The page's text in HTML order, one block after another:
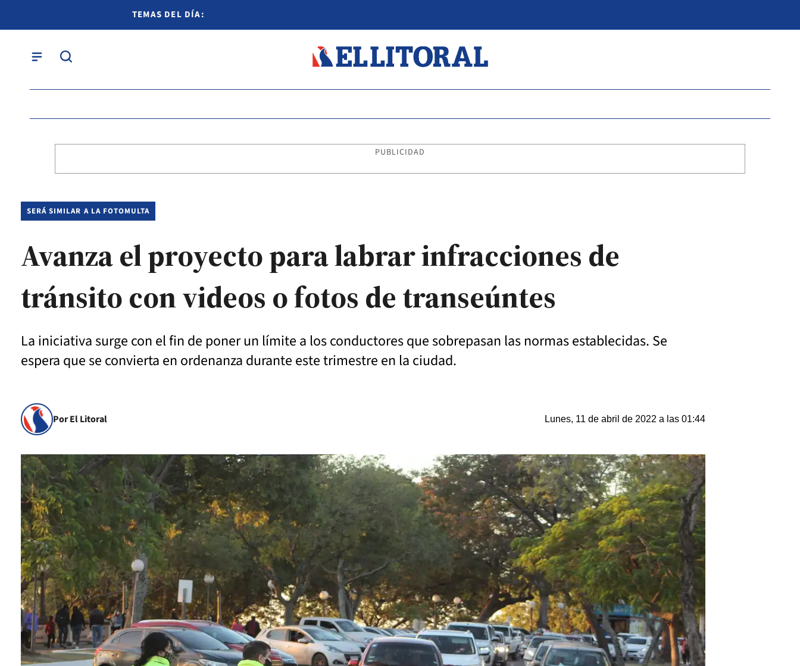
TEMAS DEL DÍA:
PUBLICIDAD
SERÁ SIMILAR A LA FOTOMULTA
Avanza el proyecto para labrar infracciones de
tránsito con videos o fotos de transeúntes
La iniciativa surge con el fin de poner un límite a los conductores que sobrepasan las normas establecidas. Se
espera que se convierta en ordenanza durante este trimestre en la ciudad.
Por El Litoral Lunes, 11 de abril de 2022 a las 01:44